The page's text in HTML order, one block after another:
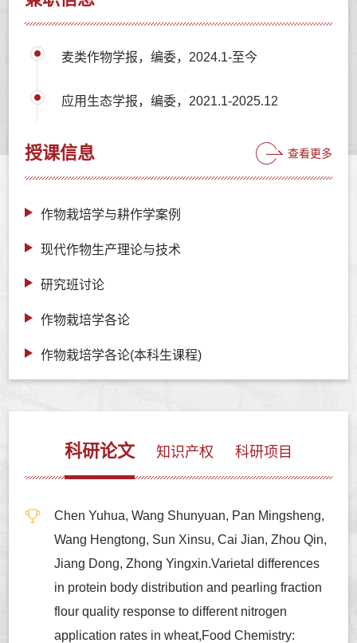
麦类作物学报，编委，2024.1-至今
应用生态学报，编委，2021.1-2025.12
授课信息 查看更多
作物栽培学与耕作学案例
现代作物生产理论与技术
研究班讨论
作物栽培学各论
作物栽培学各论(本科生课程)
科研论文 知识产权 科研项目
Chen Yuhua, Wang Shunyuan, Pan Mingsheng,
Wang Hengtong, Sun Xinsu, Cai Jian, Zhou Qin,
Jiang Dong, Zhong Yingxin.Varietal differences
in protein body distribution and pearling fraction
flour quality response to different nitrogen
application rates in wheat,Food Chemistry: